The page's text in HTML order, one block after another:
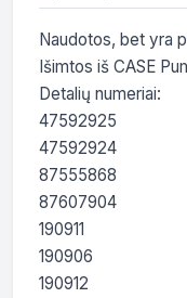
Naudotos, bet yra
Išimtos iš CASE
Detalių numeriai:
47592925
47592924
87555868
87607904
190911
190906
190912